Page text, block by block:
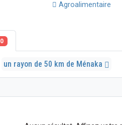
Agroalimentaire
0
un rayon de 50 km de Ménaka